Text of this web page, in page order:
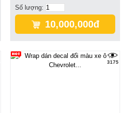
Số lượng:
10,000,000đ
3175